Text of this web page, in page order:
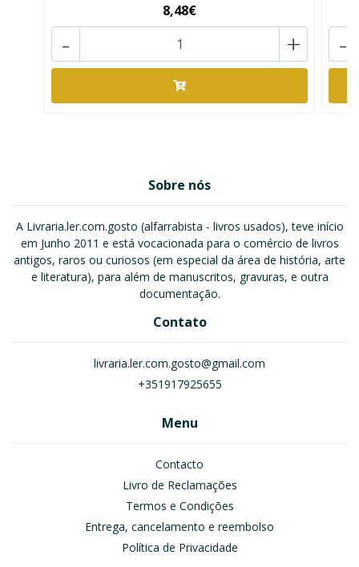
8,48€
+
- -
Sobre nós
A Livraria.ler.com.gosto (alfarrabista - livros usados), teve início
em Junho 2011 e está vocacionada para o comércio de livros
antigos, raros ou curiosos (em especial da área de história, arte
e literatura), para além de manuscritos, gravuras, e outra
documentação.
Contato
livraria.ler.com.gosto@gmail.com
+351917925655
Menu
Contacto
Livro de Reclamações
Termos e Condições
Entrega, cancelamento e reembolso
Política de Privacidade